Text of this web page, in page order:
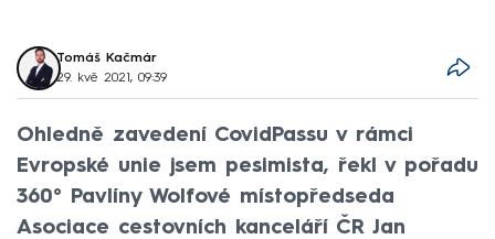
Tomáš Kačmár
29. kvě 2021, 09:39
Ohledně zavedení CovidPassu v rámci
Evropské unie jsem pesimista, řekl v pořadu
360° Pavlíny Wolfové místopředseda
Asociace cestovních kanceláří ČR Jan